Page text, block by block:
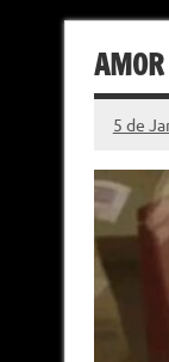
5 de